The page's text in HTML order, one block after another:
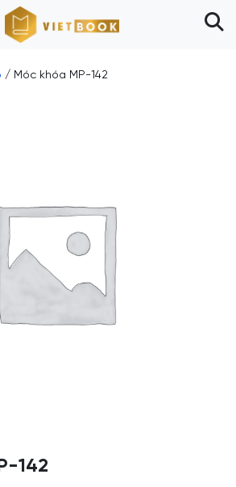
/ Móc khóa MP-142
142